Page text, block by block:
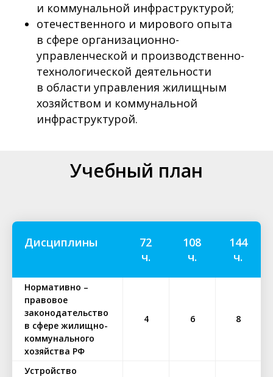
и коммунальной инфраструктурой;
отечественного и мирового опыта
в сфере организационно-
управленческой и производственно-
технологической деятельности
в области управления жилищным
хозяйством и коммунальной
инфраструктурой.
Учебный план
Дисциплины
72
ч.
108
ч.
144
ч.
Нормативно –
правовое
законодательство
в сфере жилищно-
коммунального
хозяйства РФ
4 6 8
Устройство